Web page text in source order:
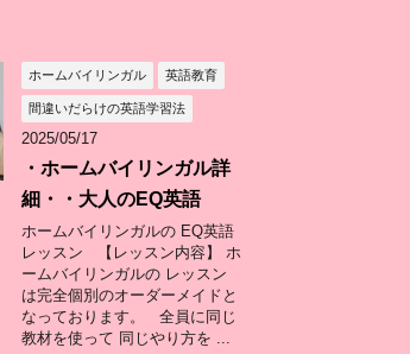
ホームバイリンガル 英語教育
間違いだらけの英語学習法
2025/05/17
・ホームバイリンガル詳
細・・大人のEQ英語
ホームバイリンガルの EQ英語
レッスン 【レッスン内容】 ホ
ームバイリンガルの レッスン
は完全個別のオーダーメイドと
なっております。 全員に同じ
教材を使って 同じやり方を ...